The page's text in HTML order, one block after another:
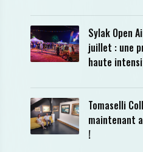
Sylak Open
juillet : une
haute
Tomaselli
maintenant
!